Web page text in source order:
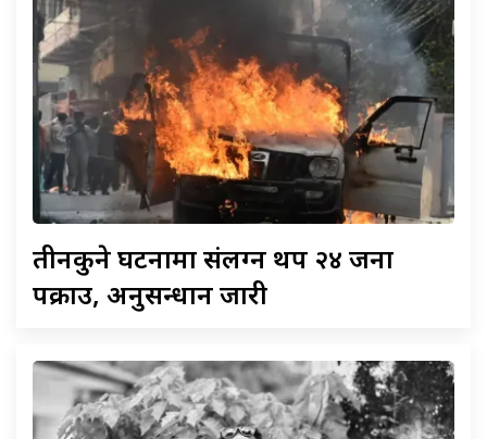
तीनकुनेघटनामा संलग्न थप २४ जना
पक्राउ, अनुसन्धान जारी